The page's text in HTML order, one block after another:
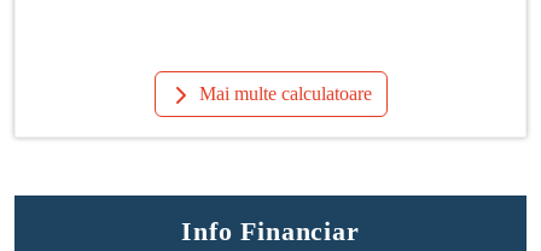
Mai multe calculatoare
Info Financiar